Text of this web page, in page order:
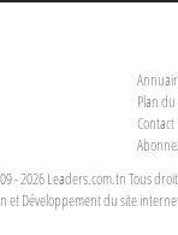
Plan
Contact
- 2026 Leaders.com.tn Tous
et Développement du site